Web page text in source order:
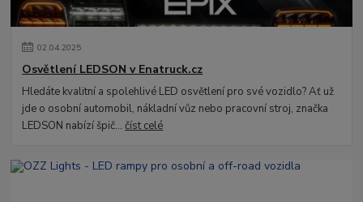
02.04.2025
Osvětlení LEDSON v Enatruck.cz
Hledáte kvalitní a spolehlivé LED osvětlení pro své vozidlo? Ať už
jde o osobní automobil, nákladní vůz nebo pracovní stroj, značka
LEDSON nabízí špič...číst celé